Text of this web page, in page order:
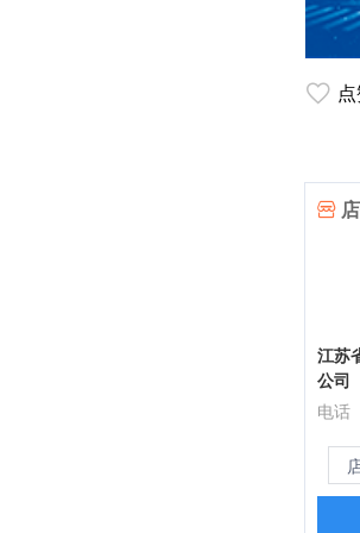
江苏
公司
电话